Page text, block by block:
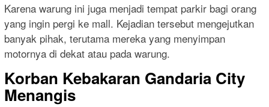
Karena warung ini juga menjadi tempat parkir bagi orang
yang ingin pergi ke mall. Kejadian tersebut mengejutkan
banyak pihak, terutama mereka yang menyimpan
motornya di dekat atau pada warung.
Korban Kebakaran Gandaria City
Menangis